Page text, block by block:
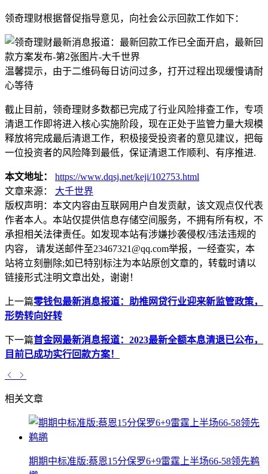
领奇理财根据督促指导意见，向社会公示回款工作如下：
温馨提示，由于二维码每日访问过多，打开过程出现缓慢请耐
心等待
截止目前，领奇理财多数都已完成了行业风险排查工作，专项
清退工作即将进入核心实施阶段，现在正处于监管力量大规模
释放将完成最后清退工作，积极接受投资者的意见建议，把每
一位投资者的风险降到最低，保证清退工作顺利、有序推进.
本文地址：
https://www.dqsj.net/keji/102753.html
文章来源：
大千世界
版权声明： 本文内容由互联网用户自发贡献，该文观点仅代表
作者本人。本站仅提供信息存储空间服务，不拥有所有权，不
承担相关法律责任。如发现本站有涉嫌抄袭侵权/违法违规的
内容， 请发送邮件至23467321@qq.com举报，一经查实，本
站将立刻删除;如已特别标注为本站原创文章的，转载时请以
链接形式注明文章出处，谢谢！
上一篇零钱包最新消息报道：助推网贷行业迎来新监管政策，
形势转向好转
下一篇首金网最新消息报道：2023最新全额本息清退已公布，
目前已成功实行回款方案！
相关文章
期期中标准版:蔡恩15分保罗6+9雷霆上半场66-58领先鹈